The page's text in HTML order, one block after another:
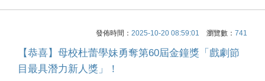
發佈時間： 2025-10-20 08:59:01 瀏覽數： 741
【恭喜】母校杜蕾學妹勇奪第60屆金鐘獎「戲劇節
目最具潛力新人獎」！